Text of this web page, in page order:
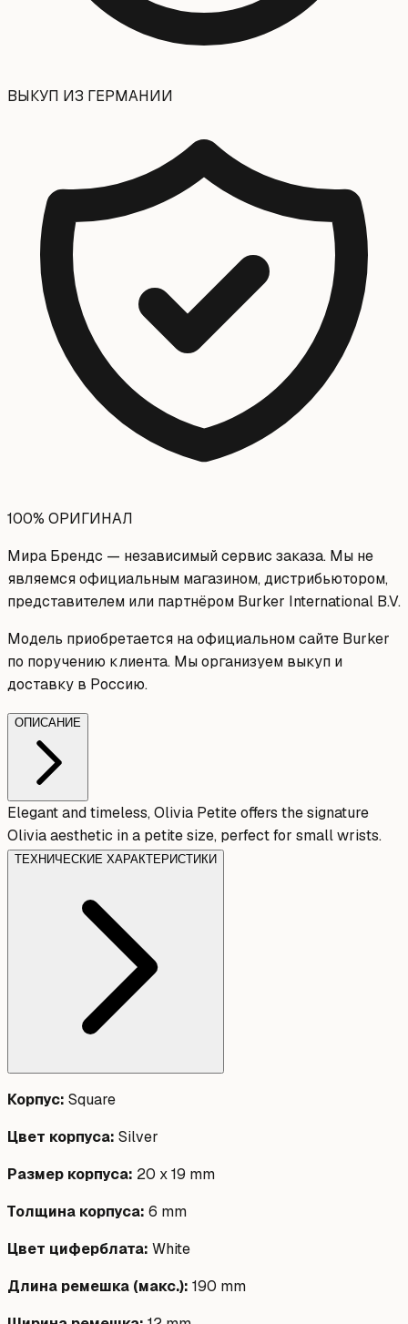
ВЫКУП ИЗ ГЕРМАНИИ
100% ОРИГИНАЛ
Мира Брендс — независимый сервис заказа. Мы не
являемся официальным магазином, дистрибьютором,
представителем или партнёром Burker International B.V.
Модель приобретается на официальном сайте Burker
по поручению клиента. Мы организуем выкуп и
доставку в Россию.
ОПИСАНИЕ
Elegant and timeless, Olivia Petite offers the signature
Olivia aesthetic in a petite size, perfect for small wrists.
ТЕХНИЧЕСКИЕ ХАРАКТЕРИСТИКИ
Корпус: Square
Цвет корпуса: Silver
Размер корпуса: 20 x 19 mm
Толщина корпуса: 6 mm
Цвет циферблата: White
Длина ремешка (макс.): 190 mm